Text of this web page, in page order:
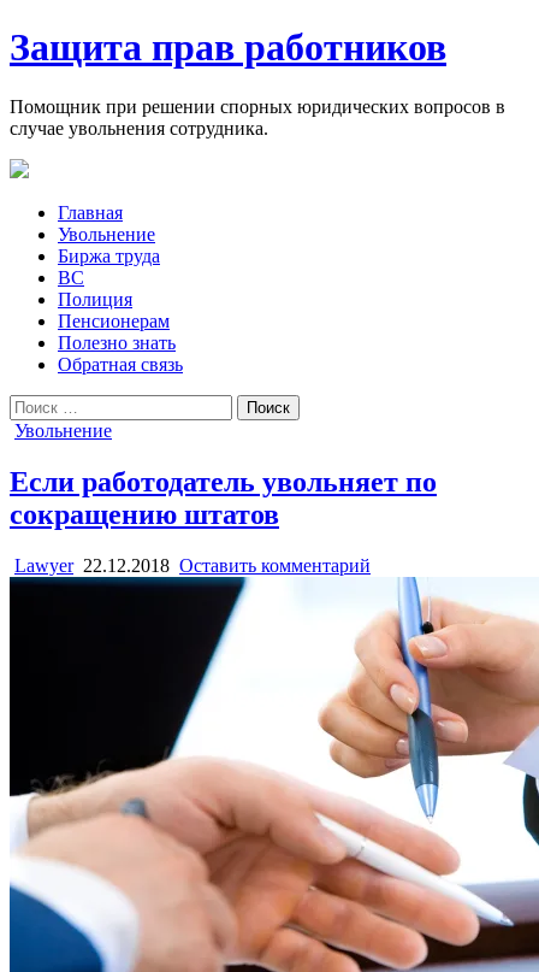
Защита прав работников
Помощник при решении спорных юридических вопросов в
случае увольнения сотрудника.
Главная
Увольнение
Биржа труда
ВС
Полиция
Пенсионерам
Полезно знать
Обратная связь
Поиск
for:
Posted
Увольнение
Если работодатель увольняет по
сокращению штатов
Lawyer 22.12.2018 Оставить комментарий